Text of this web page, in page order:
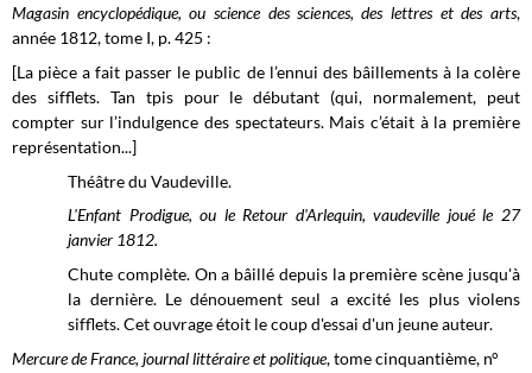
Magasin encyclopédique, ou science des sciences, des lettres et des arts,
année 1812, tome I, p. 425 :
[La pièce a fait passer le public de l’ennui des bâillements à la colère
des sifflets. Tan tpis pour le débutant (qui, normalement, peut
compter sur l’indulgence des spectateurs. Mais c’était à la première
représentation...]
Théâtre du Vaudeville.
L'Enfant Prodigue, ou le Retour d'Arlequin, vaudeville joué le 27
janvier 1812.
Chute complète. On a bâillé depuis la première scène jusqu'à
la dernière. Le dénouement seul a excité les plus violens
sifflets. Cet ouvrage étoit le coup d'essai d'un jeune auteur.
Mercure de France, journal littéraire et politique, tome cinquantième, n°